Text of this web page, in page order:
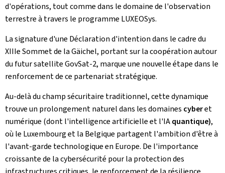
d'opérations, tout comme dans le domaine de l'observation
terrestre à travers le programme LUXEOSys.
La signature d'une Déclaration d'intention dans le cadre du
XIIIe Sommet de la Gäichel, portant sur la coopération autour
du futur satellite GovSat-2, marque une nouvelle étape dans le
renforcement de ce partenariat stratégique.
Au-delà du champ sécuritaire traditionnel, cette dynamique
trouve un prolongement naturel dans les domaines cyberet
numérique (dont l'intelligence artificielle et l'IAquantique),
où le Luxembourg et la Belgique partagent l'ambition d'être à
l'avant-garde technologique en Europe. De l'importance
croissante de la cybersécurité pour la protection des